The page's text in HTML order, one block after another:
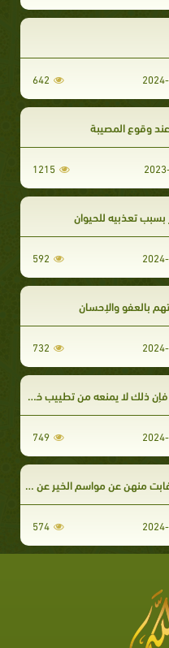
642
وقوع المصيبة
1215
بسبب تعذبيه للحيوان
592
بالعفو والإحسان
732
يمنعه من تطييب خواطر الجميع
749
عن مواسم الخير عن سبب غيابها
574